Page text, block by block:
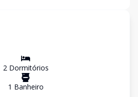
2Dormitórios
1 Banheiro